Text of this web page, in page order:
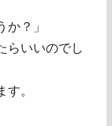
か？」
らいいのでし
。